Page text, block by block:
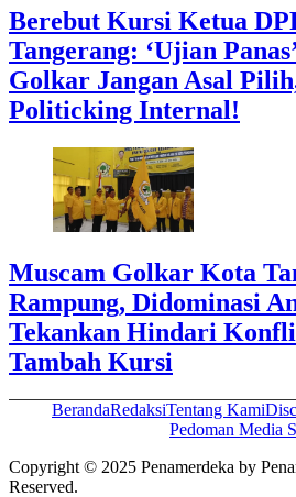
Berebut Kursi Ketua
Tangerang: ‘Ujian
Golkar Jangan Asal
Politicking Internal!
Muscam Golkar Kota
Rampung, Didominasi
Tekankan Hindari
Tambah Kursi
BerandaRedaksiTentang Kami
Pedoman Media
Copyright © 2025 Penamerdeka by
Reserved.